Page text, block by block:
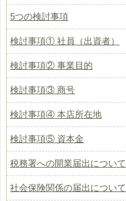
5つの検討事項
検討事項① 社員（出資者）
検討事項② 事業目的
検討事項③ 商号
検討事項④ 本店所在地
検討事項⑤ 資本金
税務署への開業届出について
社会保険関係の届出について